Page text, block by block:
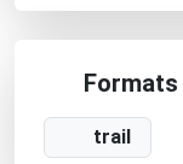
Formats
trail